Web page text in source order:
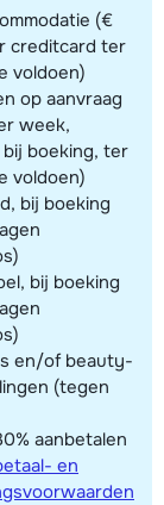
(€
creditcard ter
voldoen)
op aanvraag
week,
boeking, ter
voldoen)
bij boeking
bij boeking
en/of beauty-
(tegen
aanbetalen
en